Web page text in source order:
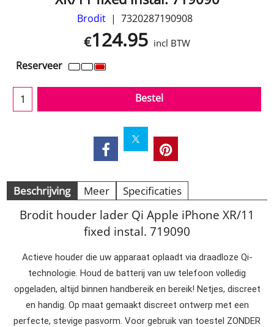
Brodit 7320287190908
€124.95 incl BTW
Reserveer
Bestel
Beschrijving Meer Specificaties
Brodit houder lader Qi Apple iPhone XR/11
fixed instal. 719090
Actieve houder die uw apparaat oplaadt via draadloze Qi-
technologie. Houd de batterij van uw telefoon volledig
opgeladen, altijd binnen handbereik en bereik! Netjes, discreet
en handig. Op maat gemaakt discreet ontwerp met een
perfecte, stevige pasvorm. Voor gebruik van toestel ZONDER